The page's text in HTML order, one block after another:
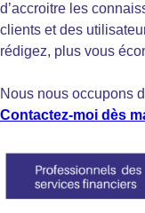
d’accroitre les
clients et des
rédigez, plus vous
Nous nous occupons
Contactez-moi dès